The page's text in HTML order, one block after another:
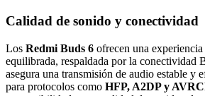
Calidad de sonido y conectividad
Los Redmi Buds 6 ofrecen una
equilibrada, respaldada por la conectividad
asegura una transmisión de audio estable y
para protocolos como HFP, A2DP y